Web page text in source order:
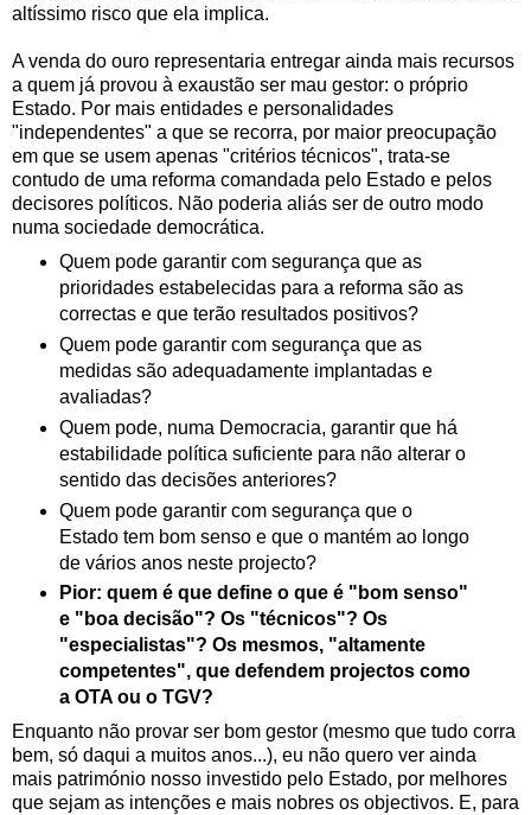
altíssimo risco que ela implica.
A venda do ouro representaria entregar ainda mais recursos
a quem já provou à exaustão ser mau gestor: o próprio
Estado. Por mais entidades e personalidades
"independentes" a que se recorra, por maior preocupação
em que se usem apenas "critérios técnicos", trata-se
contudo de uma reforma comandada pelo Estado e pelos
decisores políticos. Não poderia aliás ser de outro modo
numa sociedade democrática.
Quem pode garantir com segurança que as
prioridades estabelecidas para a reforma são as
correctas e que terão resultados positivos?
Quem pode garantir com segurança que as
medidas são adequadamente implantadas e
avaliadas?
Quem pode, numa Democracia, garantir que há
estabilidade política suficiente para não alterar o
sentido das decisões anteriores?
Quem pode garantir com segurança que o
Estado tem bom senso e que o mantém ao longo
de vários anos neste projecto?
Pior: quem é que define o que é "bom senso"
e "boa decisão"? Os "técnicos"? Os
"especialistas"? Os mesmos, "altamente
competentes", que defendem projectos como
a OTA ou o TGV?
Enquanto não provar ser bom gestor (mesmo que tudo corra
bem, só daqui a muitos anos...), eu não quero ver ainda
mais património nosso investido pelo Estado, por melhores
que sejam as intenções e mais nobres os objectivos. E, para